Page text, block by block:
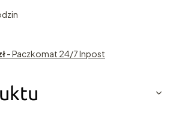
- Paczkomat 24/7 Inpost